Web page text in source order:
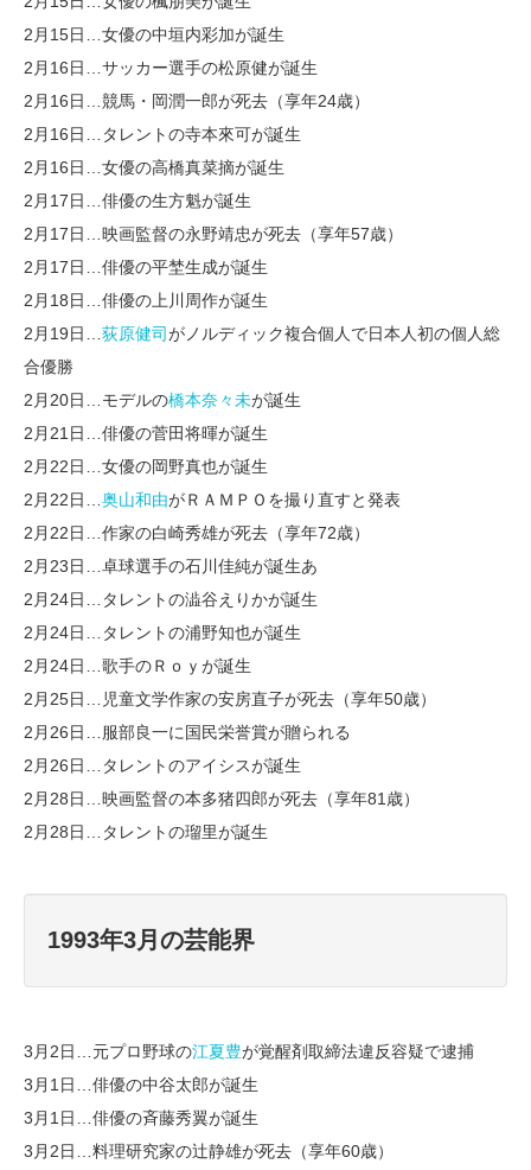
2月15日…女優の中垣内彩加が誕生
2月16日…サッカー選手の松原健が誕生
2月16日…競馬・岡潤一郎が死去（享年24歳）
2月16日…タレントの寺本來可が誕生
2月16日…女優の高橋真菜摘が誕生
2月17日…俳優の生方魁が誕生
2月17日…映画監督の永野靖忠が死去（享年57歳）
2月17日…俳優の平埜生成が誕生
2月18日…俳優の上川周作が誕生
2月19日…荻原健司がノルディック複合個人で日本人初の個人総
合優勝
2月20日…モデルの橋本奈々未が誕生
2月21日…俳優の菅田将暉が誕生
2月22日…女優の岡野真也が誕生
2月22日…奥山和由がＲＡＭＰＯを撮り直すと発表
2月22日…作家の白崎秀雄が死去（享年72歳）
2月23日…卓球選手の石川佳純が誕生あ
2月24日…タレントの澁谷えりかが誕生
2月24日…タレントの浦野知也が誕生
2月24日…歌手のＲｏｙが誕生
2月25日…児童文学作家の安房直子が死去（享年50歳）
2月26日…服部良一に国民栄誉賞が贈られる
2月26日…タレントのアイシスが誕生
2月28日…映画監督の本多猪四郎が死去（享年81歳）
2月28日…タレントの瑠里が誕生
1993年3月の芸能界
3月2日…元プロ野球の江夏豊が覚醒剤取締法違反容疑で逮捕
3月1日…俳優の中谷太郎が誕生
3月1日…俳優の斉藤秀翼が誕生
3月2日…料理研究家の辻静雄が死去（享年60歳）